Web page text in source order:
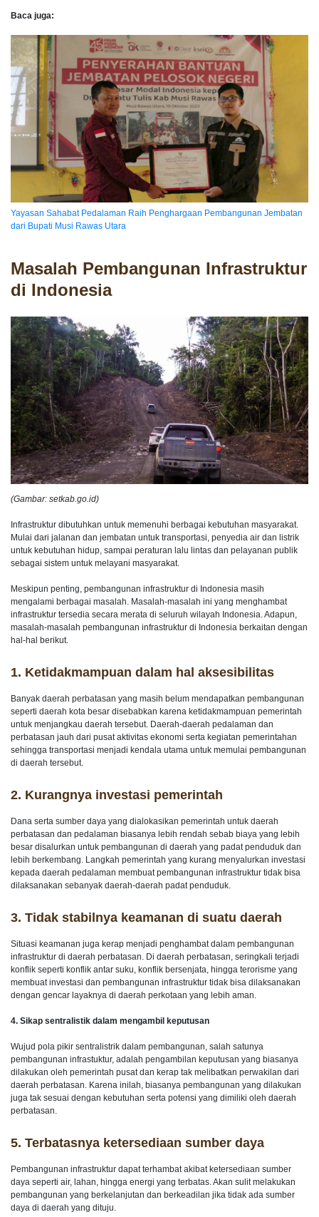
Baca juga:
Yayasan Sahabat Pedalaman Raih Penghargaan Pembangunan Jembatan
dari Bupati Musi Rawas Utara
Masalah Pembangunan Infrastruktur
di Indonesia
(Gambar: setkab.go.id)
Infrastruktur dibutuhkan untuk memenuhi berbagai kebutuhan masyarakat.
Mulai dari jalanan dan jembatan untuk transportasi, penyedia air dan listrik
untuk kebutuhan hidup, sampai peraturan lalu lintas dan pelayanan publik
sebagai sistem untuk melayani masyarakat.
Meskipun penting, pembangunan infrastruktur di Indonesia masih
mengalami berbagai masalah. Masalah-masalah ini yang menghambat
infrastruktur tersedia secara merata di seluruh wilayah Indonesia. Adapun,
masalah-masalah pembangunan infrastruktur di Indonesia berkaitan dengan
hal-hal berikut.
1. Ketidakmampuan dalam hal aksesibilitas
Banyak daerah perbatasan yang masih belum mendapatkan pembangunan
seperti daerah kota besar disebabkan karena ketidakmampuan pemerintah
untuk menjangkau daerah tersebut. Daerah-daerah pedalaman dan
perbatasan jauh dari pusat aktivitas ekonomi serta kegiatan pemerintahan
sehingga transportasi menjadi kendala utama untuk memulai pembangunan
di daerah tersebut.
2. Kurangnya investasi pemerintah
Dana serta sumber daya yang dialokasikan pemerintah untuk daerah
perbatasan dan pedalaman biasanya lebih rendah sebab biaya yang lebih
besar disalurkan untuk pembangunan di daerah yang padat penduduk dan
lebih berkembang. Langkah pemerintah yang kurang menyalurkan investasi
kepada daerah pedalaman membuat pembangunan infrastruktur tidak bisa
dilaksanakan sebanyak daerah-daerah padat penduduk.
3. Tidak stabilnya keamanan di suatu daerah
Situasi keamanan juga kerap menjadi penghambat dalam pembangunan
infrastruktur di daerah perbatasan. Di daerah perbatasan, seringkali terjadi
konflik seperti konflik antar suku, konflik bersenjata, hingga terorisme yang
membuat investasi dan pembangunan infrastruktur tidak bisa dilaksanakan
dengan gencar layaknya di daerah perkotaan yang lebih aman.
4. Sikap sentralistik dalam mengambil keputusan
Wujud pola pikir sentralistrik dalam pembangunan, salah satunya
pembangunan infrastuktur, adalah pengambilan keputusan yang biasanya
dilakukan oleh pemerintah pusat dan kerap tak melibatkan perwakilan dari
daerah perbatasan. Karena inilah, biasanya pembangunan yang dilakukan
juga tak sesuai dengan kebutuhan serta potensi yang dimiliki oleh daerah
perbatasan.
5. Terbatasnya ketersediaan sumber daya
Pembangunan infrastruktur dapat terhambat akibat ketersediaan sumber
daya seperti air, lahan, hingga energi yang terbatas. Akan sulit melakukan
pembangunan yang berkelanjutan dan berkeadilan jika tidak ada sumber
daya di daerah yang dituju.